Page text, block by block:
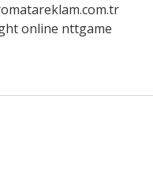
online nttgame